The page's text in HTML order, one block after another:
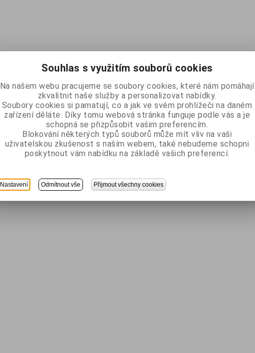
Souhlas s využitím souborů cookies
Na našem webu pracujeme se soubory cookies, které nám pomáhají
zkvalitnit naše služby a personalizovat nabídky.
Soubory cookies si pamatují, co a jak ve svém prohlížeči na daném
zařízení děláte. Díky tomu webová stránka funguje podle vás a je
schopná se přizpůsobit vašim preferencím.
Blokování některých typů souborů může mít vliv na vaši
uživatelskou zkušenost s naším webem, také nebudeme schopni
poskytnout vám nabídku na základě vašich preferencí.
Nastavení Odmítnout vše Přijmout všechny cookies